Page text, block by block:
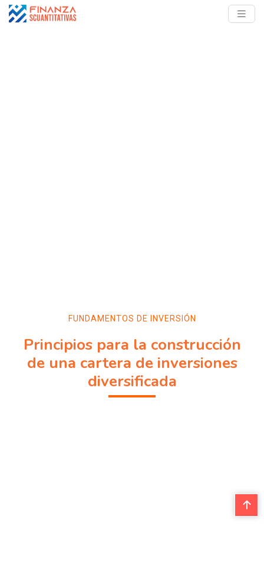
FUNDAMENTOS DE INVERSIÓN
Principios para la construcción
de una cartera de inversiones
diversificada